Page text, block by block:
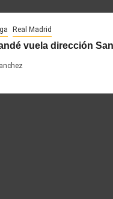
Real Madrid
vuela dirección